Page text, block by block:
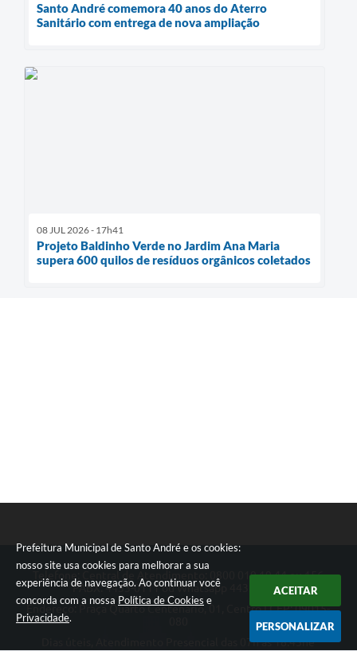
Prefeitura Municipal de Santo André e os cookies:
nosso site usa cookies para melhorar a sua
experiência de navegação. Ao continuar você
concorda com a nossa Política de Cookies e
Privacidade.
ACEITAR
PERSONALIZAR
Santo André comemora 40 anos do Aterro
Sanitário com entrega de nova ampliação
08 JUL 2026 - 17h41
Projeto Baldinho Verde no Jardim Ana Maria
supera 600 quilos de resíduos orgânicos coletados
Telefone: Central de Atendimento: 0800 019 19 44 ou 156
PABX: 4433-0111 ou Whatsapp 4433-0123
Endereço: Praça Quarto Centenário, 01, Centro | CEP: 09015-
Dias úteis, Atendimento Presencial das 07h as 18:45he